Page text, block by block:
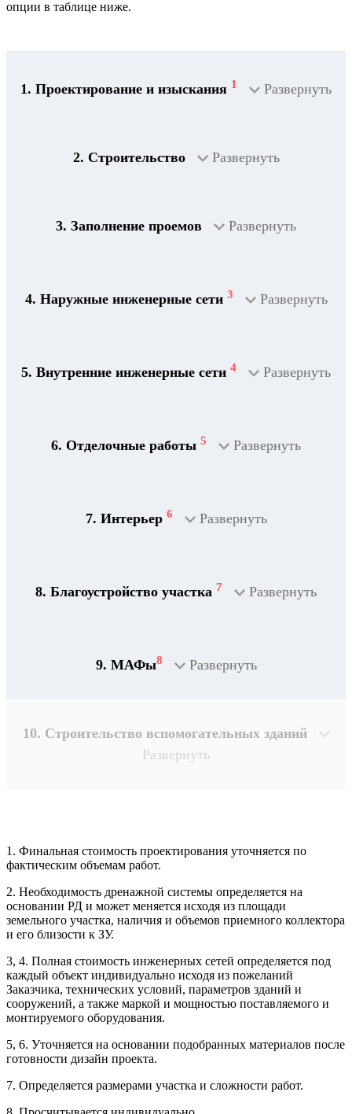
опции в таблице ниже.
1. Проектирование и изыскания 1 Развернуть
2. Строительство Развернуть
3. Заполнение проемов Развернуть
4. Наружные инженерные сети 3 Развернуть
5. Внутренние инженерные сети 4 Развернуть
6. Отделочные работы 5 Развернуть
7. Интерьер 6 Развернуть
8. Благоустройство участка 7 Развернуть
9. МАФы8 Развернуть
Рассчитывается индивидуально
10. Строительство вспомогательных зданий
Развернуть
Рассчитывается индивидуально
Рассчитывается индивидуально
Рассчитывается индивидуально
Рассчитывается индивидуально
1. Финальная стоимость проектирования уточняется по
фактическим объемам работ.
2. Необходимость дренажной системы определяется на
основании РД и может меняется исходя из площади
земельного участка, наличия и объемов приемного коллектора
и его близости к ЗУ.
3, 4. Полная стоимость инженерных сетей определяется под
каждый объект индивидуально исходя из пожеланий
Заказчика, технических условий, параметров зданий и
сооружений, а также маркой и мощностью поставляемого и
монтируемого оборудования.
5, 6. Уточняется на основании подобранных материалов после
готовности дизайн проекта.
7. Определяется размерами участка и сложности работ.